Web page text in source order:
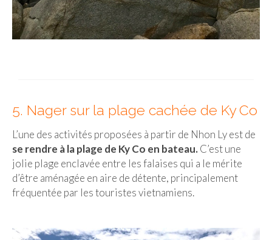
5. Nager sur la plage cachée de Ky Co
L’une des activités proposées à partir de Nhon Ly est de
se rendre à la plage de Ky Co en bateau.C’est une
jolie plage enclavée entre les falaises qui a le mérite
d’être aménagée en aire de détente, principalement
fréquentée par les touristes vietnamiens.